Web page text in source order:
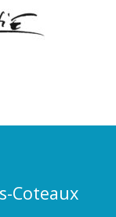
Coteaux